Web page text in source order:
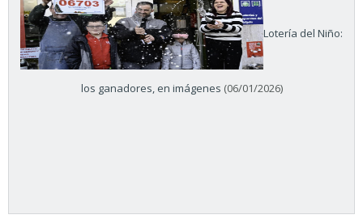
Lotería del Niño:
los ganadores, en imágenes (06/01/2026)